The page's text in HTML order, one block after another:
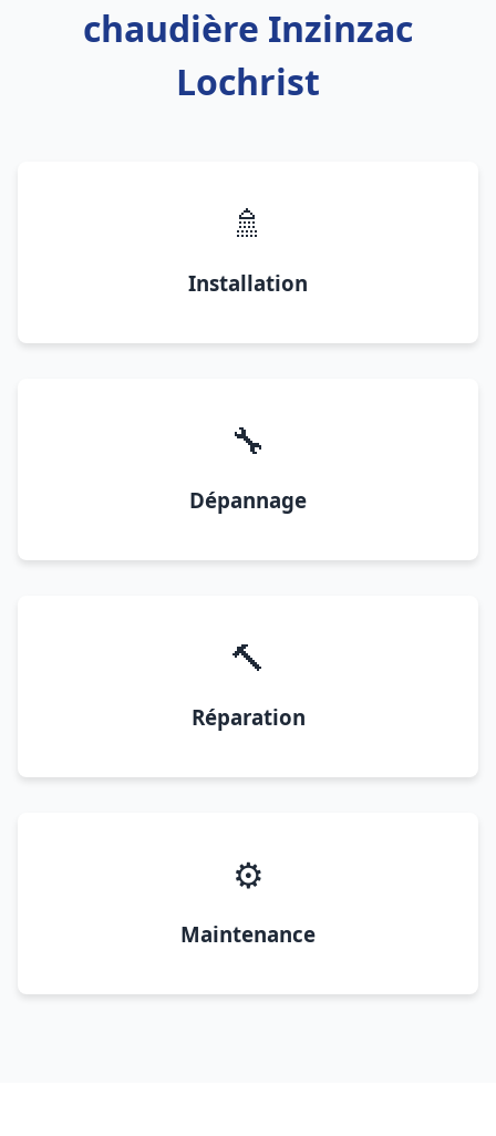
chaudière Inzinzac
Lochrist
🚿
Installation
🔧
Dépannage
🔨
Réparation
⚙️
Maintenance